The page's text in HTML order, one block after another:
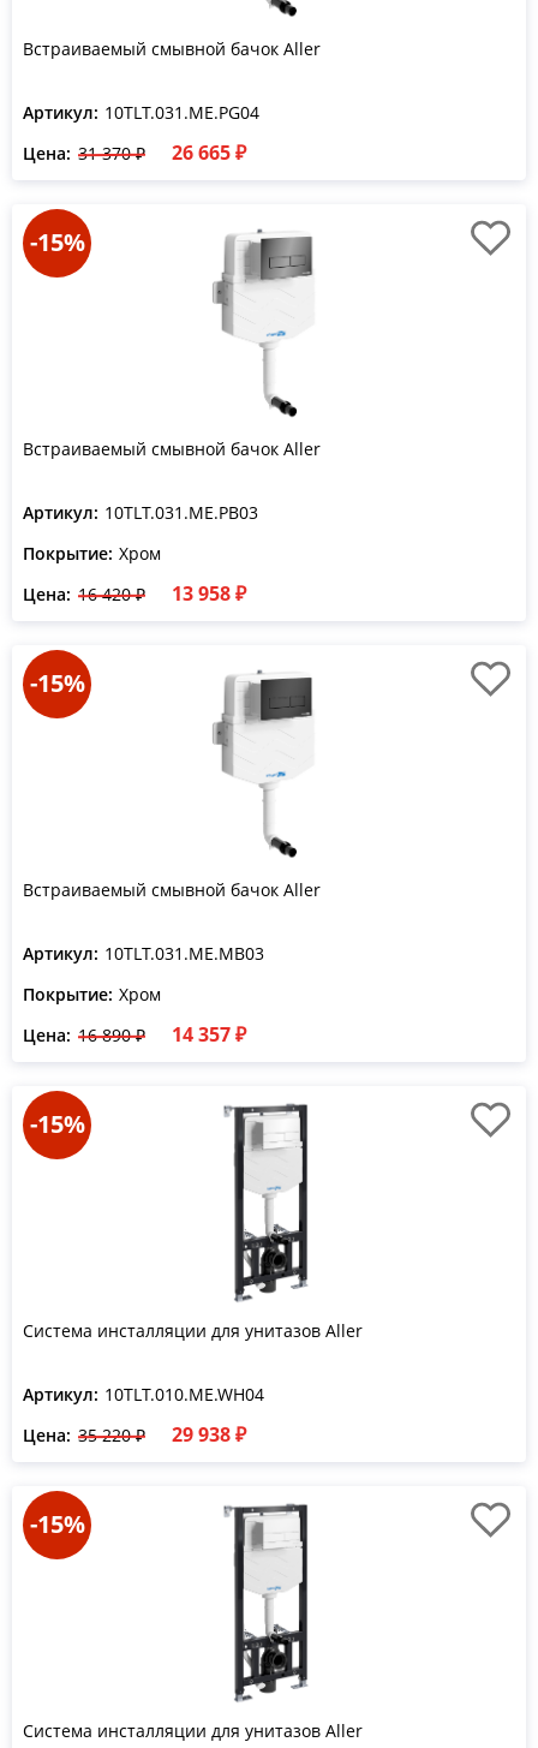
Встраиваемый смывной бачок Aller
Артикул: 10TLT.031.ME.PG04
Цена: 31 370 ₽ 26 665 ₽
-15%
Встраиваемый смывной бачок Aller
Артикул: 10TLT.031.ME.PB03
Покрытие: Хром
Цена: 16 420 ₽ 13 958 ₽
-15%
Встраиваемый смывной бачок Aller
Артикул: 10TLT.031.ME.MB03
Покрытие: Хром
Цена: 16 890 ₽ 14 357 ₽
-15%
Система инсталляции для унитазов Aller
Артикул: 10TLT.010.ME.WH04
Цена: 35 220 ₽ 29 938 ₽
-15%
Система инсталляции для унитазов Aller